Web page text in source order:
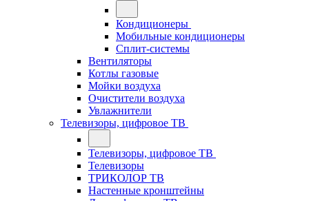
Кондиционеры
Мобильные кондиционеры
Сплит-системы
Вентиляторы
Котлы газовые
Мойки воздуха
Очистители воздуха
Увлажнители
Телевизоры, цифровое ТВ
Телевизоры, цифровое ТВ
Телевизоры
ТРИКОЛОР ТВ
Настенные кронштейны